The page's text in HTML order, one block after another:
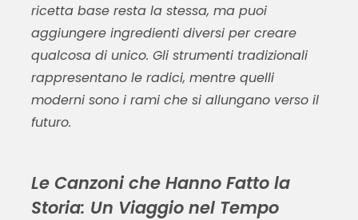
ricetta base resta la stessa, ma puoi
aggiungere ingredienti diversi per creare
qualcosa di unico. Gli strumenti tradizionali
rappresentano le radici, mentre quelli
moderni sono i rami che si allungano verso il
futuro.
Le Canzoni che Hanno Fatto la
Storia: Un Viaggio nel Tempo